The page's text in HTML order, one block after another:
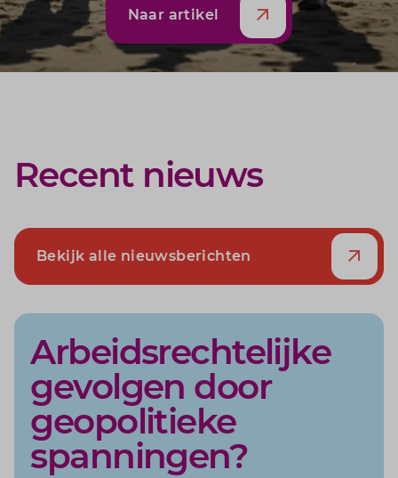
Naar artikel
Recent nieuws
Bekijk alle nieuwsberichten
Arbeidsrechtelijke
gevolgen door
geopolitieke
spanningen?